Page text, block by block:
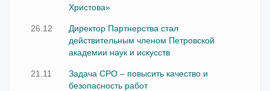
Христова»
26.12
Директор Партнерства стал
действительным членом Петровской
академии наук и искусств
21.11
Задача СРО – повысить качество и
безопасность работ